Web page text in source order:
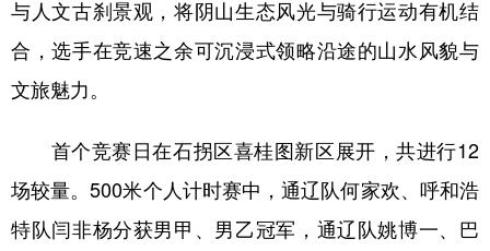
彩票 娱乐 时尚 悦读
公益
地方频道
与人文古刹景观，将阴山生态风光与骑行运动有机结
合，选手在竞速之余可沉浸式领略沿途的山水风貌与
文旅魅力。
首个竞赛日在石拐区喜桂图新区展开，共进行12
场较量。500米个人计时赛中，通辽队何家欢、呼和浩
特队闫非杨分获男甲、男乙冠军，通辽队姚博一、巴